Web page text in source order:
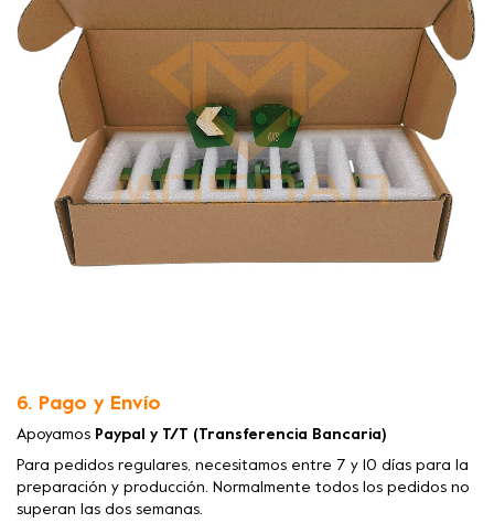
6. Pago y Envío
Apoyamos Paypal y T/T (Transferencia Bancaria)
Para pedidos regulares, necesitamos entre 7 y 10 días para la
preparación y producción. Normalmente todos los pedidos no
superan las dos semanas.